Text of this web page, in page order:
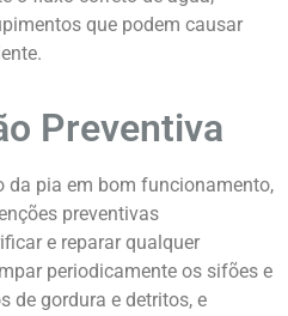
que podem causar
Preventiva
da pia em bom funcionamento,
preventivas
e reparar qualquer
periodicamente os sifões e
de gordura e detritos, e